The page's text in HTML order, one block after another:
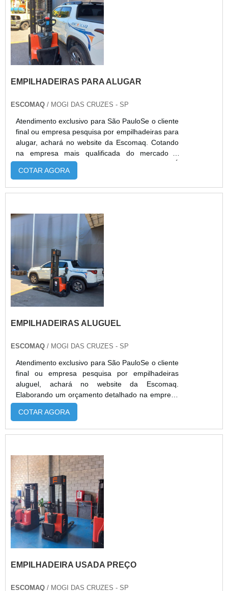
EMPILHADEIRAS PARA ALUGAR
ESCOMAQ / MOGI DAS CRUZES - SP
Atendimento exclusivo para São PauloSe o cliente
final ou empresa pesquisa por empilhadeiras para
alugar, achará no website da Escomaq. Cotando
na empresa mais qualificada do mercado e
achando a melhor referência em qualidade.É
importante lembrar que o serviço deve sempre
segmento. Esse tipo de cuidado ajuda a garantir a
evitar prejuízos com imprev...
COTAR AGORA
EMPILHADEIRAS ALUGUEL
ESCOMAQ / MOGI DAS CRUZES - SP
Atendimento exclusivo para São PauloSe o cliente
final ou empresa pesquisa por empilhadeiras
aluguel, achará no website da Escomaq.
Elaborando um orçamento detalhado na empresa
mais qualificada do mercado e encontrando a
melhor referência em qualidade.Quando a
profissionais especializados da Escomaq atingirá
resultados dos clientes.MAIS DETALHES SOBRE
EMPILHAD...
COTAR AGORA
EMPILHADEIRA USADA PREÇO
ESCOMAQ / MOGI DAS CRUZES - SP